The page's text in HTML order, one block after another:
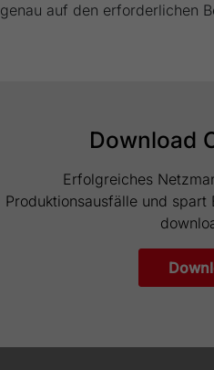
genau auf den erforderlichen
Download
Erfolgreiches
Produktionsausfälle und spart